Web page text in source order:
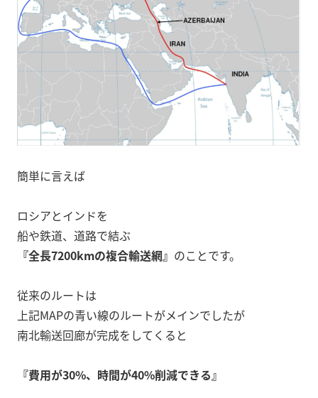
簡単に言えば
ロシアとインドを
船や鉄道、道路で結ぶ
『全長7200kmの複合輸送網』 のことです。
従来のルートは
上記MAPの青い線のルートがメインでしたが
南北輸送回廊が完成をしてくると
『費用が30%、時間が40%削減できる』